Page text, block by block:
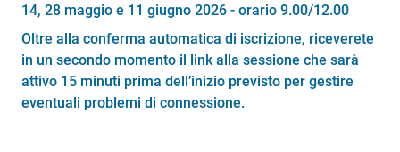
14, 28 maggio e 11 giugno 2026 - orario 9.00/12.00
Oltre alla conferma automatica di iscrizione, riceverete
in un secondo momento il link alla sessione che sarà
attivo 15 minuti prima dell’inizio previsto per gestire
eventuali problemi di connessione.